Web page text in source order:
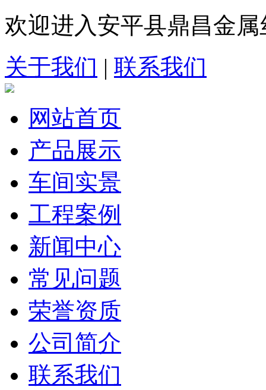
欢迎进入安平县鼎昌金
关于我们 | 联系我们
网站首页
产品展示
车间实景
工程案例
新闻中心
常见问题
荣誉资质
公司简介
联系我们